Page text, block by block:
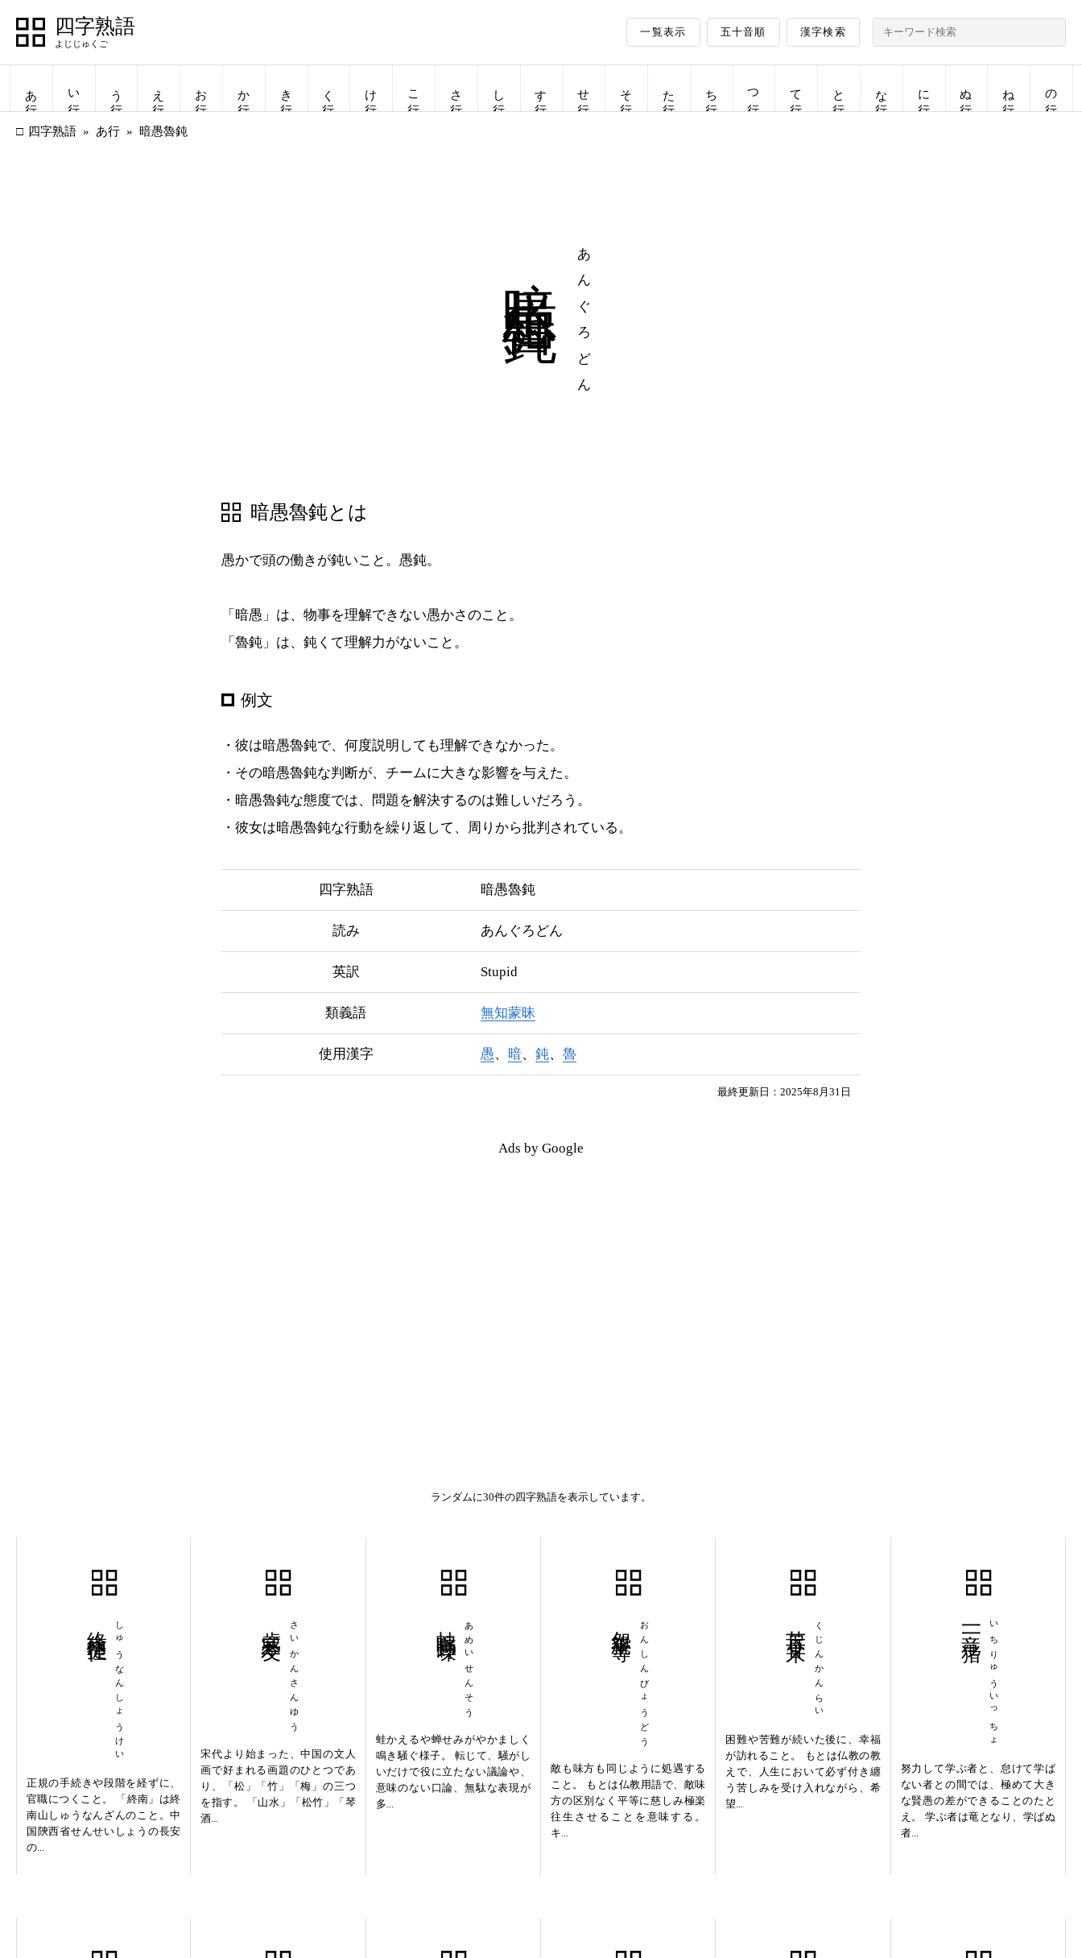
四字熟語 一覧表示 五十音順 漢字検索
あ行 い行 う行 え行 お行 か行 き行 く行 け行 こ行 さ行 し行 す行 せ行 そ行 た行 ち行 つ行 て行 と行 な行 に行 ぬ行 ね行 の行
四字熟語 あ行 暗愚魯鈍
あんぐろどん
暗愚魯鈍とは
愚かで頭の働きが鈍いこと。愚鈍。
「暗愚」は、物事を理解できない愚かさのこと。
「魯鈍」は、鈍くて理解力がないこと。
例文
・彼は暗愚魯鈍で、何度説明しても理解できなかった。
・その暗愚魯鈍な判断が、チームに大きな影響を与えた。
・暗愚魯鈍な態度では、問題を解決するのは難しいだろう。
・彼女は暗愚魯鈍な行動を繰り返して、周りから批判されている。
四字熟語 暗愚魯鈍
読み あんぐろどん
英訳 Stupid
類義語 無知蒙昧
使用漢字 愚、 暗、 鈍、 魯
最終更新日：2025年8月31日
Ads by Google
ランダムに30件の四字熟語を表示しています。
しゅうなんしょうけい
正規の手続きや段階を経ずに、
官職につくこと。 「終南」は終
南山しゅうなんざんのこと。中
国陝西省せんせいしょうの長安
の...
さいかんさんゆう
宋代より始まった、中国の文人
画で好まれる画題のひとつであ
り、「松」「竹」「梅」の三つ
を指す。 「山水」「松竹」「琴
酒...
あめいせんそう
蛙かえるや蝉せみがやかましく
鳴き騒ぐ様子。 転じて、騒がし
いだけで役に立たない議論や、
意味のない口論、無駄な表現が
多...
おんしんびょうどう
敵も味方も同じように処遇する
こと。 もとは仏教用語で、敵味
方の区別なく平等に慈しみ極楽
往生させることを意味する。
キ...
くじんかんらい
困難や苦難が続いた後に、幸福
が訪れること。 もとは仏教の教
えで、人生において必ず付き纏
う苦しみを受け入れながら、希
望...
いちりゅういっちょ
一竜一猪
努力して学ぶ者と、怠けて学ば
ない者との間では、極めて大き
な賢愚の差ができることのたと
え。 学ぶ者は竜となり、学ばぬ
者...